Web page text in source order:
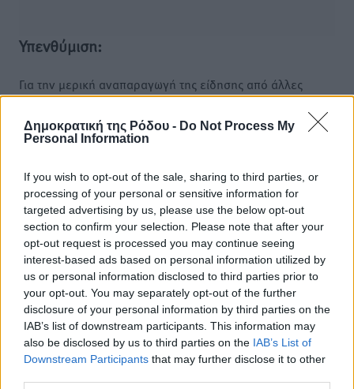
Δημοκρατική της Ρόδου - Do Not Process My
Personal Information
If you wish to opt-out of the sale, sharing to third parties, or
processing of your personal or sensitive information for
targeted advertising by us, please use the below opt-out
section to confirm your selection. Please note that after your
opt-out request is processed you may continue seeing
interest-based ads based on personal information utilized by
us or personal information disclosed to third parties prior to
your opt-out. You may separately opt-out of the further
disclosure of your personal information by third parties on the
IAB’s list of downstream participants. This information may
also be disclosed by us to third parties on the IAB’s List of
Downstream Participants that may further disclose it to other
Υπενθύμιση:
Για την μερική αναπαραγωγή της είδησης από άλλες
ιστοσελίδες είναι απαραίτητη η χρήση του παρακάτω
παρεχόμενου συνδέσμου παραπομπής προς το άρθρο
της Δημοκρατικής.
o καιρός τώρα:
27°
αίθριος καιρός
81%
16km/h
Δ
26°/27°
06:16